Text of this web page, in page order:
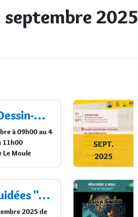
septembre 2025
Atelier "Dessin-Manga"
à 09h00 au 4
11h00
Le Moule
SEPT.
2025
Visites guidées "Le Moule amérindien"
2025 de